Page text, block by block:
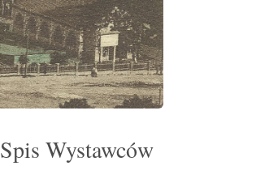
Spis Wystawców